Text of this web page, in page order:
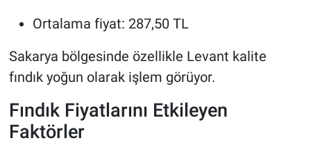
Ortalama fiyat: 287,50 TL
Sakarya bölgesinde özellikle Levant kalite
fındık yoğun olarak işlem görüyor.
Fındık Fiyatlarını Etkileyen
Faktörler